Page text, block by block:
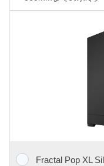
Fractal Pop XL